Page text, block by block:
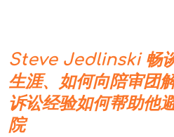
Steve Jedlinski 畅
生涯、如何向陪审团
诉讼经验如何帮助他
院